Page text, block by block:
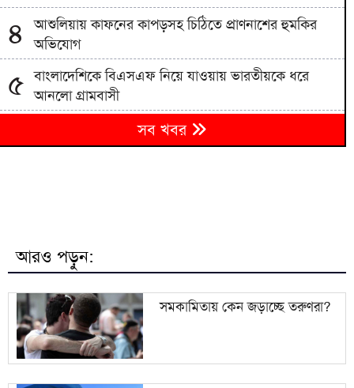
৪
আশুলিয়ায় কাফনের কাপড়সহ চিঠিতে প্রাণনাশের হুমকির
অভিযোগ
৫ বাংলাদেশিকে বিএসএফ নিয়ে যাওয়ায় ভারতীয়কে ধরে
আনলো গ্রামবাসী
মঞ্চ প্রস্তুত, বানভাসি মানুষের অপেক্ষা; প্রধানমন্ত্রীর আগমন
ঘিরে বাঁশখালীতে উৎসব
৯ নাটোরের লালপুরে এক যুবকের ফাঁস দিয়ে আত্মহত্যা
১০ উত্তরাঞ্চলে কৃষি-শিল্পের হাব হবে বগুড়া, ৪০০ একরের
শিল্পপার্ক
সব খবর
আরও পড়ুন:
সমকামিতায় কেন জড়াচ্ছে তরুণরা?